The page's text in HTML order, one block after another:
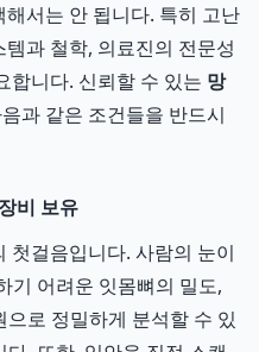
서는 안 됩니다. 특히 고난
과 철학, 의료진의 전문성
합니다. 신뢰할 수 있는 망
과 같은 조건들을 반드시
비 보유
첫걸음입니다. 사람의 눈이
기 어려운 잇몸뼈의 밀도,
로 정밀하게 분석할 수 있